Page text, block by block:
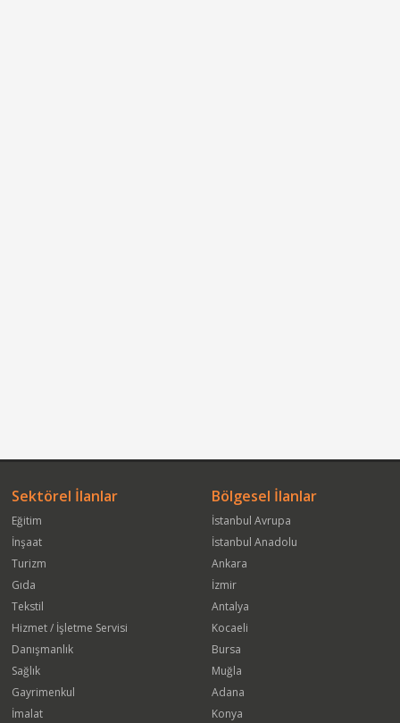
Sektörel İlanlar
Eğitim
İnşaat
Turizm
Gıda
Tekstil
Hizmet / İşletme Servisi
Danışmanlık
Sağlık
Gayrimenkul
İmalat
Bölgesel İlanlar
İstanbul Avrupa
İstanbul Anadolu
Ankara
İzmir
Antalya
Kocaeli
Bursa
Muğla
Adana
Konya